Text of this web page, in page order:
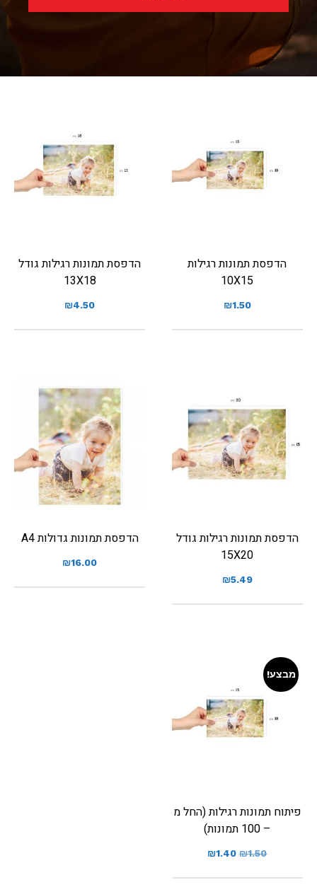
הדפסת תמונות רגילות
10X15
₪1.50
הדפסת תמונות רגילות גודל
13X18
₪4.50
הדפסת תמונות רגילות גודל
15X20
₪5.49
הדפסת תמונות גדולות A4
₪16.00
מבצע!
פיתוח תמונות רגילות (החל מ
– 100 תמונות)
₪1.50
₪1.40